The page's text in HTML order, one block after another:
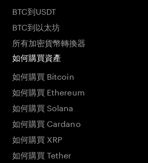
BTC到USDT
BTC到以太坊
所有加密貨幣轉換器
如何購買資產
如何購買 Bitcoin
如何購買 Ethereum
如何購買 Solana
如何購買 Cardano
如何購買 XRP
如何購買 Tether